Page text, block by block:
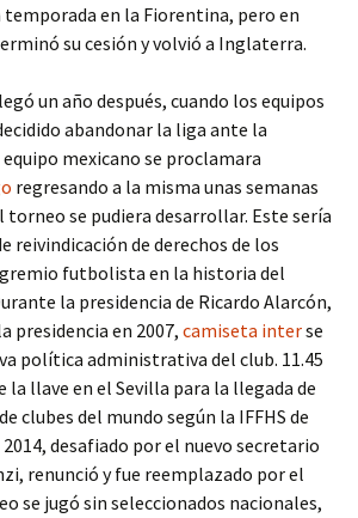
en la Fiorentina, pero en
su cesión y volvió a Inglaterra.
un año después, cuando los equipos
abandonar la liga ante la
mexicano se proclamara
regresando a la misma unas semanas
torneo se pudiera desarrollar. Este sería
reivindicación de derechos de los
futbolista en la historia del
la presidencia de Ricardo Alarcón,
presidencia en 2007, camiseta interse
política administrativa del club. 11.45
la llave en el Sevilla para la llegada de
clubes del mundo según la IFFHS de
2014, desafiado por el nuevo secretario
renunció y fue reemplazado por el
se jugó sin seleccionados nacionales,